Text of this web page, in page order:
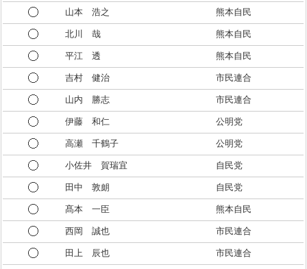
山本 浩之 熊本自民
北川 哉 熊本自民
平江 透 熊本自民
吉村 健治 市民連合
山内 勝志 市民連合
伊藤 和仁 公明党
高瀬 千鶴子 公明党
小佐井 賀瑞宜 自民党
田中 敦朗 自民党
髙本 一臣 熊本自民
西岡 誠也 市民連合
田上 辰也 市民連合